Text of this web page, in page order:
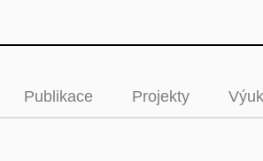
Publikace Projekty